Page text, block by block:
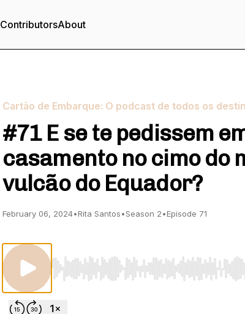
ContributorsAbout
Cartão de Embarque: O podcast de todos os
#71 E se te pedissem
casamento no cimo do
vulcão do Equador?
February 06, 2024•Rita Santos•Season 2•Episode 71
Use Left/Right to seek, Home/End to jump